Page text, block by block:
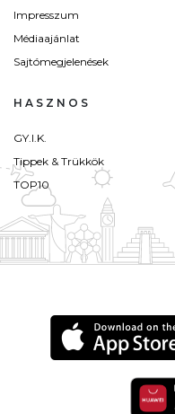
Impresszum
Médiaajánlat
Sajtómegjelenések
HASZNOS
GY.I.K.
Tippek & Trükkök
TOP10